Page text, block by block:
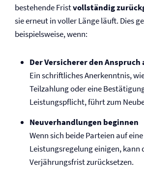
bestehende Fristvollständig
sie erneut in voller Länge läuft. Dies
beispielsweise, wenn:
Der Versicherer den
Ein schriftliches Anerkenntnis,
Teilzahlung oder eine
Leistungspflicht, führt zum
Neuverhandlungen beginnen
Wenn sich beide Parteien auf
Leistungsregelung einigen, kann
Verjährungsfrist zurücksetzen.